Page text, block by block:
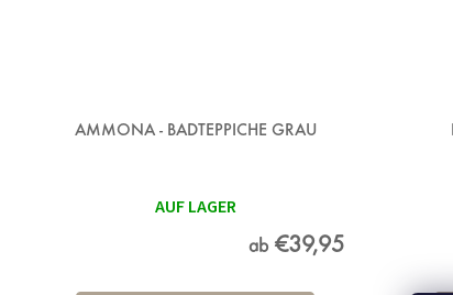
AMMONA - BADTEPPICHE GRAU
AUF LAGER
ab €39,95